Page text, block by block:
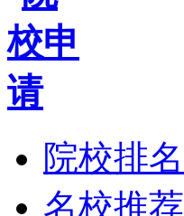
院校排名
名校推荐